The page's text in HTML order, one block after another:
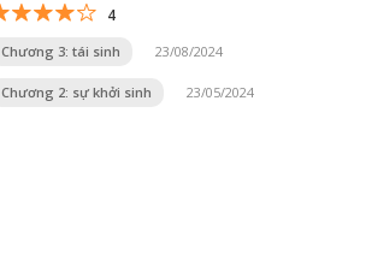
4
Chương 3: tái sinh 23/08/2024
Chương 2: sự khởi sinh 23/05/2024